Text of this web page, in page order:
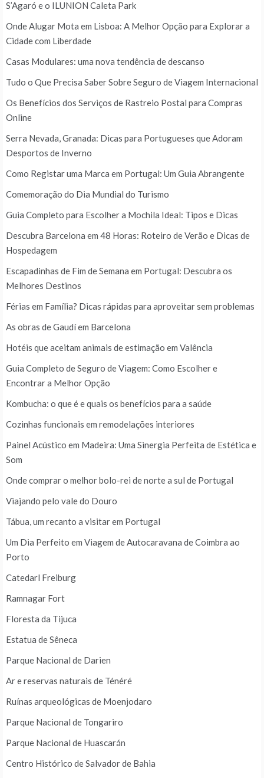
S’Agaró e o ILUNION Caleta Park
Onde Alugar Mota em Lisboa: A Melhor Opção para Explorar a
Cidade com Liberdade
Casas Modulares: uma nova tendência de descanso
Tudo o Que Precisa Saber Sobre Seguro de Viagem Internacional
Os Benefícios dos Serviços de Rastreio Postal para Compras
Online
Serra Nevada, Granada: Dicas para Portugueses que Adoram
Desportos de Inverno
Como Registar uma Marca em Portugal: Um Guia Abrangente
Comemoração do Dia Mundial do Turismo
Guia Completo para Escolher a Mochila Ideal: Tipos e Dicas
Descubra Barcelona em 48 Horas: Roteiro de Verão e Dicas de
Hospedagem
Escapadinhas de Fim de Semana em Portugal: Descubra os
Melhores Destinos
Férias em Família? Dicas rápidas para aproveitar sem problemas
As obras de Gaudí em Barcelona
Hotéis que aceitam animais de estimação em Valência
Guia Completo de Seguro de Viagem: Como Escolher e
Encontrar a Melhor Opção
Kombucha: o que é e quais os benefícios para a saúde
Cozinhas funcionais em remodelações interiores
Painel Acústico em Madeira: Uma Sinergia Perfeita de Estética e
Som
Onde comprar o melhor bolo-rei de norte a sul de Portugal
Viajando pelo vale do Douro
Tábua, um recanto a visitar em Portugal
Um Dia Perfeito em Viagem de Autocaravana de Coimbra ao
Porto
Catedarl Freiburg
Ramnagar Fort
Floresta da Tijuca
Estatua de Sêneca
Parque Nacional de Darien
Ar e reservas naturais de Ténéré
Ruínas arqueológicas de Moenjodaro
Parque Nacional de Tongariro
Parque Nacional de Huascarán
Centro Histórico de Salvador de Bahia